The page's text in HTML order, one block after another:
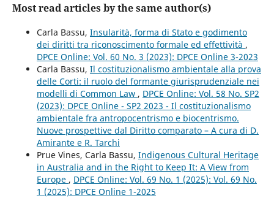
Most read articles by the same author(s)
Carla Bassu, Insularità, forma di Stato e godimento
dei diritti tra riconoscimento formale ed effettività ,
DPCE Online: Vol. 60 No. 3 (2023): DPCE Online 3-2023
Carla Bassu, Il costituzionalismo ambientale alla prova
delle Corti: il ruolo del formante giurisprudenziale nei
modelli di Common Law , DPCE Online: Vol. 58 No. SP2
(2023): DPCE Online - SP2 2023 - Il costituzionalismo
ambientale fra antropocentrismo e biocentrismo.
Nuove prospettive dal Diritto comparato – A cura di D.
Amirante e R. Tarchi
Prue Vines, Carla Bassu, Indigenous Cultural Heritage
in Australia and in the Right to Keep It: A View from
Europe , DPCE Online: Vol. 69 No. 1 (2025): Vol. 69 No.
1 (2025): DPCE Online 1-2025